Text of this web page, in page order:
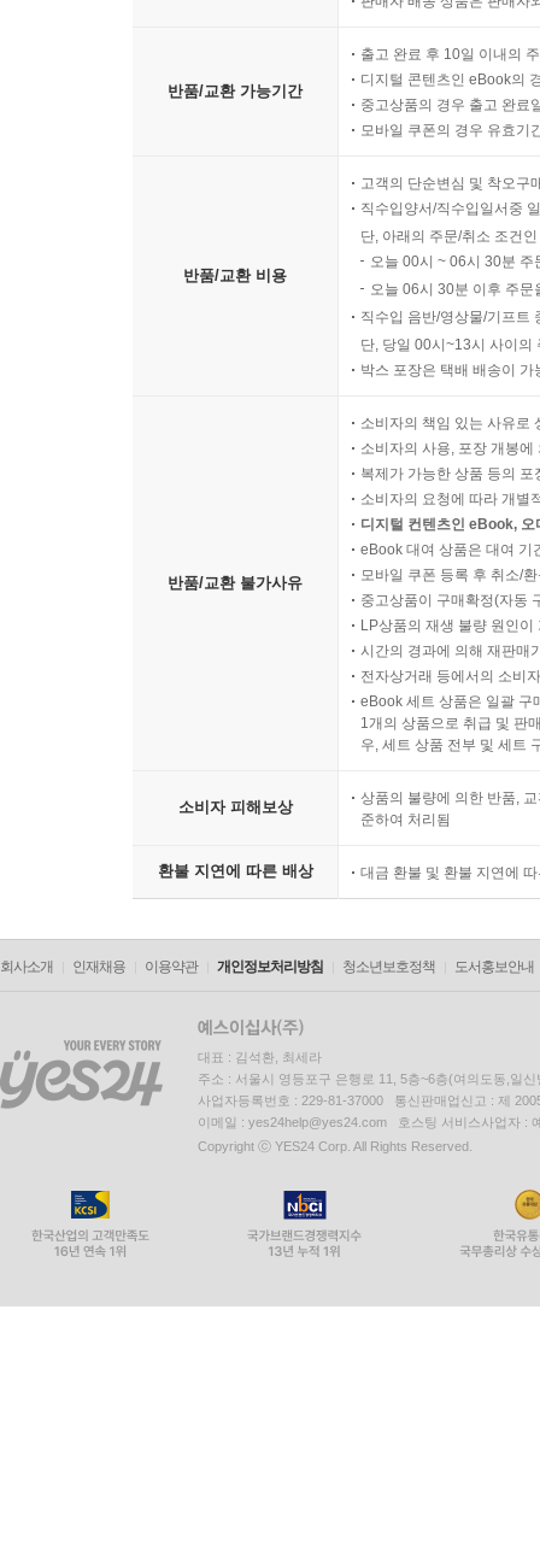
반품/교환 가능기간
출고 완료 후 10일 이내의
디지털 콘텐츠인 eBook의
중고상품의 경우 출고 완료
모바일 쿠폰의 경우 유효기
반품/교환 비용
고객의 단순변심 및 착오구
직수입양서/직수입일서중
단, 아래의 주문/취소 조건
오늘 00시 ~ 06시 30분
오늘 06시 30분 이후 주
직수입 음반/영상물/기프트
단, 당일 00시~13시 사이의
박스 포장은 택배 배송이
반품/교환 불가사유
소비자의 책임 있는 사유로
소비자의 사용, 포장 개봉
복제가 가능한 상품 등의
소비자의 요청에 따라 개별
디지털 컨텐츠인 eBook,
eBook 대여 상품은 대여 기
모바일 쿠폰 등록 후 취소/
중고상품이 구매확정(자동
LP상품의 재생 불량 원인
시간의 경과에 의해 재판매
전자상거래 등에서의 소비
eBook 세트 상품은 일괄 구
1개의 상품으로 취급 및 판
우, 세트 상품 전부 및 세트
소비자 피해보상
상품의 불량에 의한 반품,
준하여 처리됨
환불 지연에 따른 배상 대금 환불 및 환불 지연에
회사소개 인재채용 이용약관 개인정보처리방침 청소년보호정책 도서홍보안내
대표 : 김석환, 최세라
주소 : 서울시 영등포구 은행로 11, 5층~6층(여의도동,일신
사업자등록번호 : 229-81-37000 통신판매업신고 : 제
이메일 : yes24help@yes24.com 호스팅 서비스사업자 :
Copyright ⓒ YES24 Corp. All Rights Reserved.